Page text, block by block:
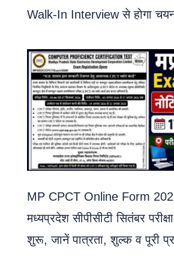
Walk-In Interview से होगा
MP CPCT Online Form
मध्यप्रदेश सीपीसीटी सितंबर
शुरू, जानें पात्रता, शुल्क व पूरी